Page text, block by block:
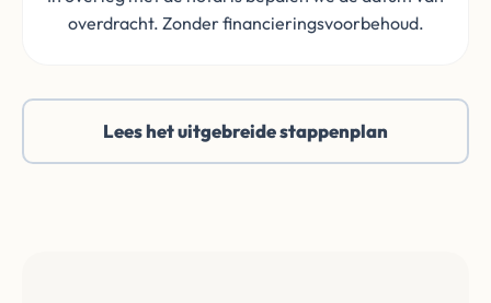
overdracht. Zonder financieringsvoorbehoud.
Lees het uitgebreide stappenplan